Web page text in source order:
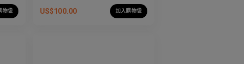
物袋 US$100.00 加入購物袋